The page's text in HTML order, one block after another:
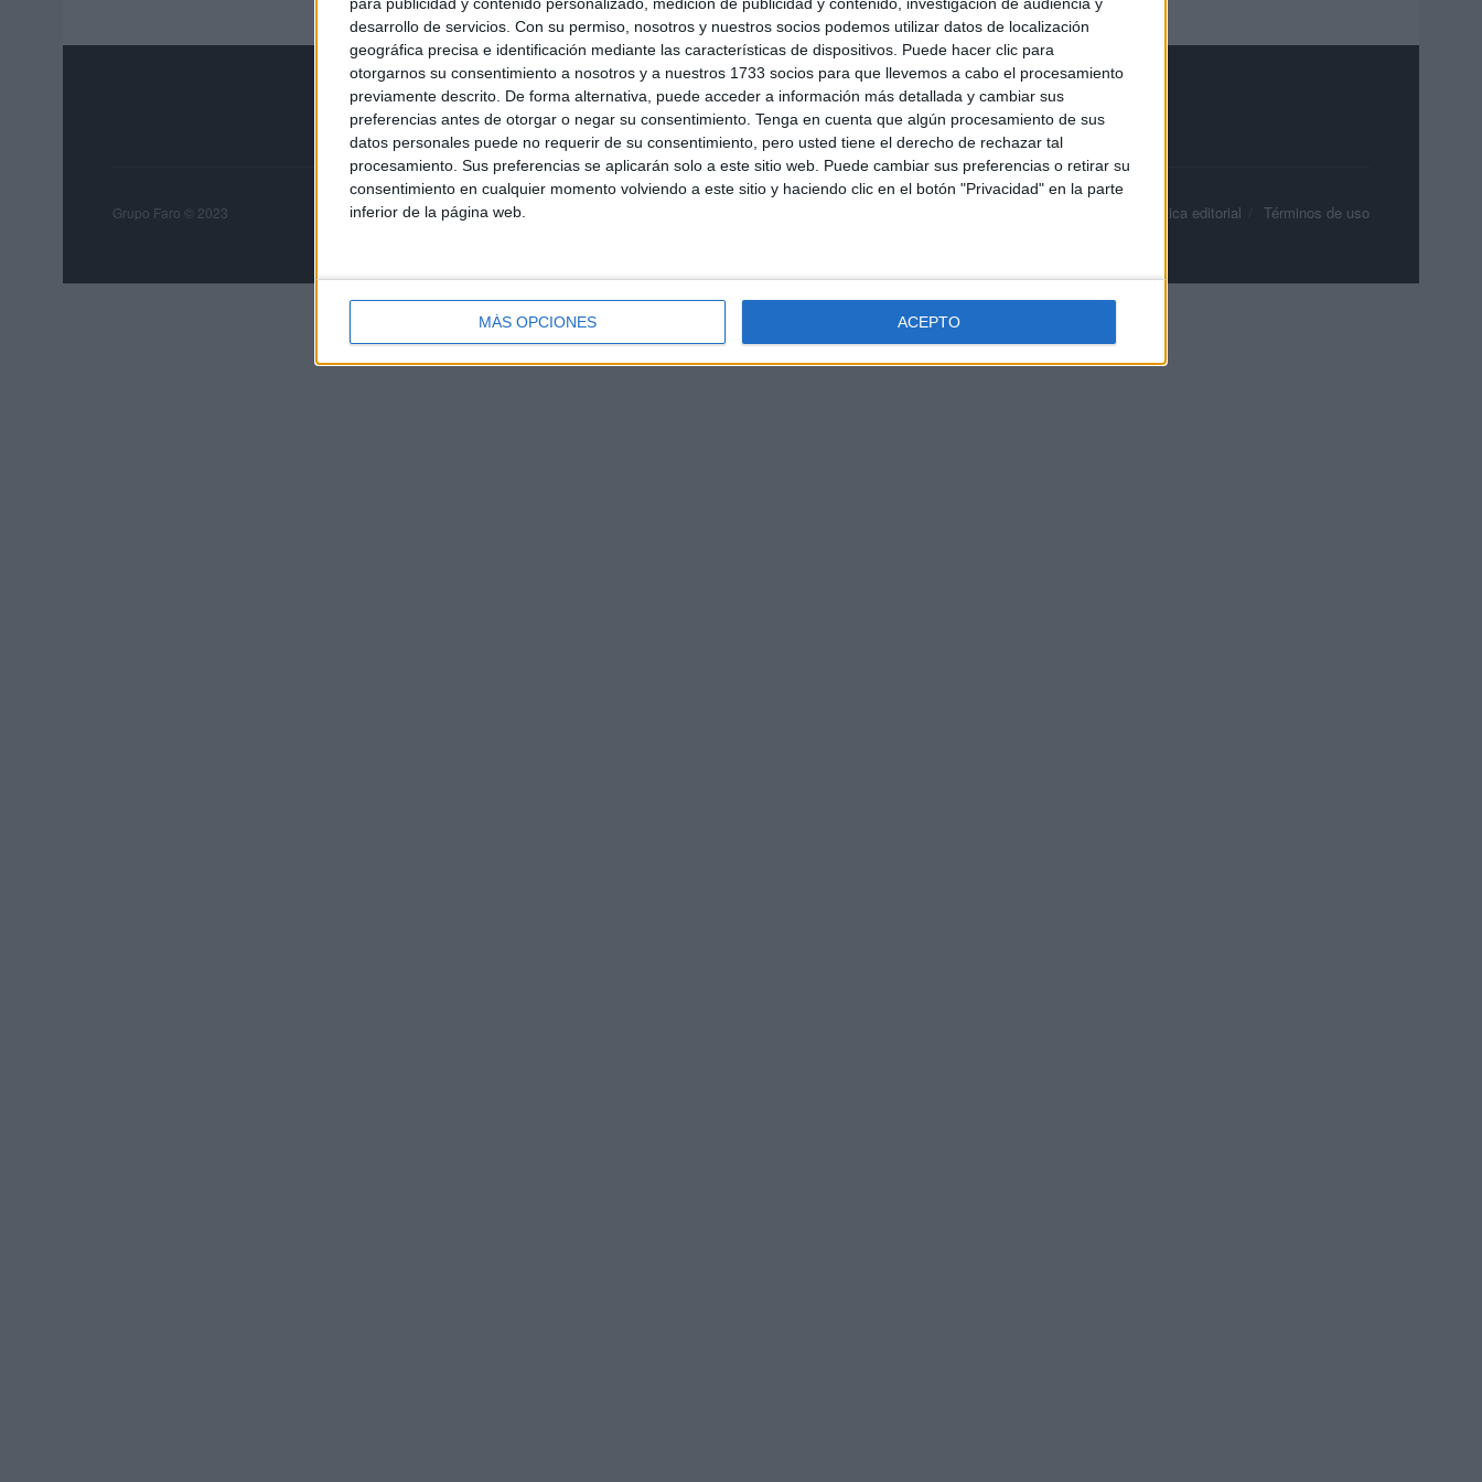
para publicidad y contenido personalizado, medición de publicidad y contenido, investigación de audiencia y
desarrollo de servicios. Con su permiso, nosotros y nuestros socios podemos utilizar datos de localización
geográfica precisa e identificación mediante las características de dispositivos. Puede hacer clic para
otorgarnos su consentimiento a nosotros y a nuestros 1733 socios para que llevemos a cabo el procesamiento
previamente descrito. De forma alternativa, puede acceder a información más detallada y cambiar sus
preferencias antes de otorgar o negar su consentimiento. Tenga en cuenta que algún procesamiento de sus
datos personales puede no requerir de su consentimiento, pero usted tiene el derecho de rechazar tal
procesamiento. Sus preferencias se aplicarán solo a este sitio web. Puede cambiar sus preferencias o retirar su
consentimiento en cualquier momento volviendo a este sitio y haciendo clic en el botón "Privacidad" en la parte
inferior de la página web.
MÁS OPCIONES ACEPTO
Grupo Faro Publicidad Contacto Política editorial Términos de uso
Grupo Faro © 2023